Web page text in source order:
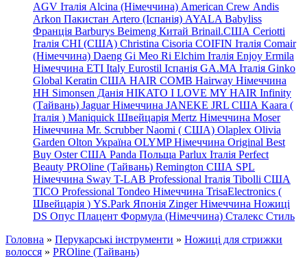
AGV Італія Alcina (Німеччина) American Crew Andis
Arkon Пакистан Artero (Іспанія) AYALA Babyliss
Франція Barburys Beimeng Китай Brinail.США Ceriotti
Італія CHI (США) Christina Cisoria COIFIN Італія Comair
(Німеччина) Daeng Gi Meo Ri Elchim Італія Enjoy Ermila
Німеччина ETI Italy Eurostil Іспанія GA.MA Італія Ginko
Global Keratin США HAIR COMB Hairway Німеччина
HH Simonsen Данія HIKATO I LOVE MY HAIR Infinity
(Тайвань) Jaguar Німеччина JANEKE JRL США Kaara (
Італія ) Maniquick Швейцарія Mertz Німеччина Moser
Німеччина Mr. Scrubber Naomi ( США) Olaplex Olivia
Garden Olton Україна OLYMP Німеччина Original Best
Buy Oster США Panda Польща Parlux Італія Perfect
Beauty PROline (Тайвань) Remington США SPL
Німеччина Sway T-LAB Professional Італія Tibolli США
TICO Professional Tondeo Німеччина TrisaElectronics (
Швейцарія ) YS.Park Японія Zinger Німеччина Ножиці
DS Опус Плацент Формула (Німеччина) Сталекс Стиль
Головна » Перукарські інструменти » Ножиці для стрижки
волосся » PROline (Тайвань)